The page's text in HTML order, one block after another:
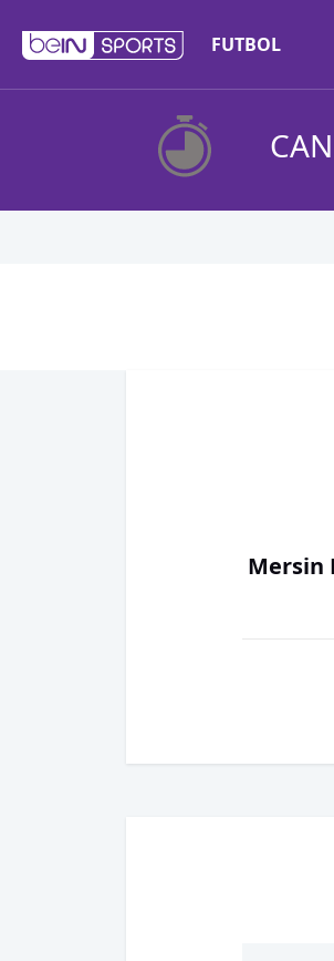
FUTBOL
Mersin